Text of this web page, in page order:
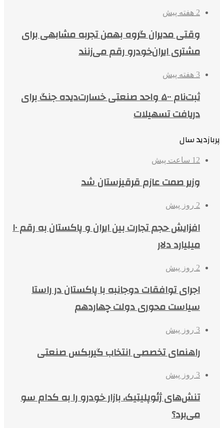
2 هفته پیش
وقتی مدیران گروه بهمن تجربه مشابهی برای
مشتری ایران‌خودرو رقم می‌زنند
3 هفته پیش
ثبت‌نام ۵۰۰ واحد صنعتی خسارت‌دیده جنگ برای
دریافت تسهیلات
پربازدید سال
12 ساعت پیش
وزیر صمت عازم قرقیزستان شد
2 روز پیش
افزایش حجم تجارت بین ایران و پاکستان به رقم ۱۰
میلیارد دلار
2 روز پیش
اجرای توافقات دوجانبه با پاکستان در راستا
سیاست محوری دولت چهاردهم
3 روز پیش
راهنمای تخصصی انتخاب گیربکس صنعتی
3 روز پیش
تنش‌های ژئوپلیتیک، بازار خودرو را به کدام سو
می‌برد؟